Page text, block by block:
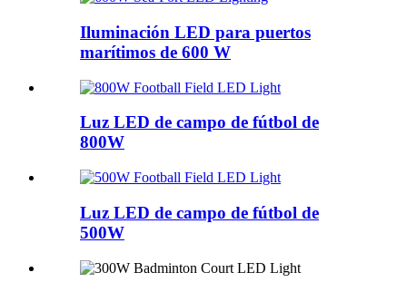
Iluminación LED para puertos
marítimos de 600 W
Luz LED de campo de fútbol de
800W
Luz LED de campo de fútbol de
500W